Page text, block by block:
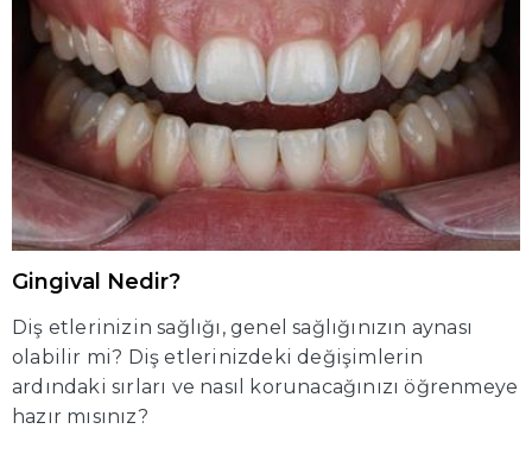
Gingival Nedir?
Diş etlerinizin sağlığı, genel sağlığınızın aynası
olabilir mi? Diş etlerinizdeki değişimlerin
ardındaki sırları ve nasıl korunacağınızı öğrenmeye
hazır mısınız?